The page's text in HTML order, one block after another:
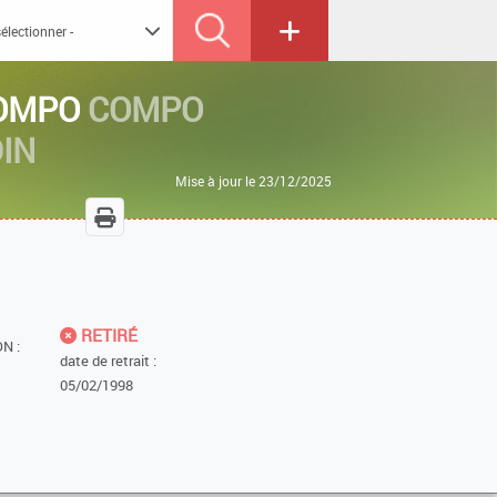
COMPO
Mise à jour le 23/12/2025
:
RETIRÉ
date de retrait :
05/02/1998